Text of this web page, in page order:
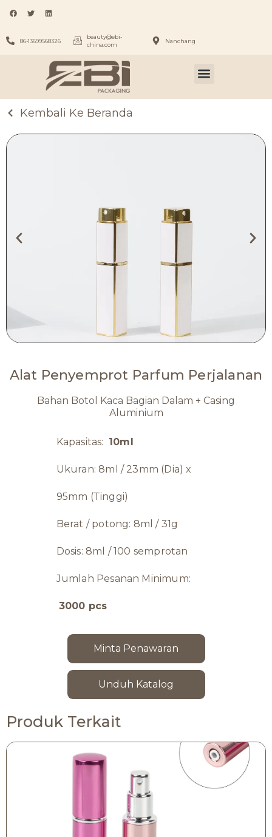
86-13699568326
beauty@ebi-
china.com
Nanchang
Kembali Ke Beranda
Alat Penyemprot Parfum Perjalanan
Bahan Botol Kaca Bagian Dalam + Casing
Aluminium
Kapasitas: 10ml
Ukuran: 8ml / 23mm (Dia) x
95mm (Tinggi)
Berat / potong: 8ml / 31g
Dosis: 8ml / 100 semprotan
Jumlah Pesanan Minimum:
3000 pcs
Minta Penawaran
Unduh Katalog
Produk Terkait